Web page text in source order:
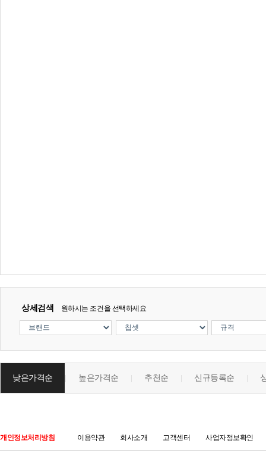
상세검색 원하시는 조건을 선택하세요
낮은가격순 높은가격순 추천순 신규등록순
개인정보처리방침 이용약관 회사소개 고객센터 사업자정보확인